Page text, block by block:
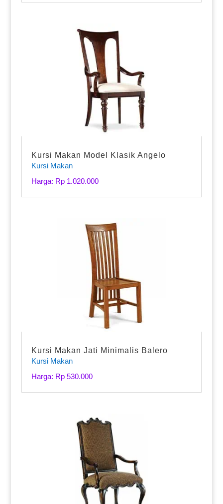
Kursi Makan Model Klasik Angelo
Kursi Makan
Harga: Rp 1.020.000
Kursi Makan Jati Minimalis Balero
Kursi Makan
Harga: Rp 530.000